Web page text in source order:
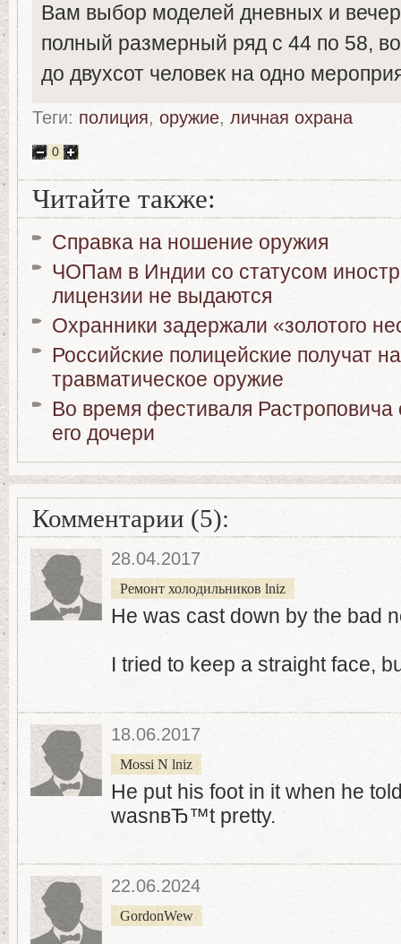
Вам выбор моделей дневных и
полный размерный ряд с 44 по 58,
до двухсот человек на одно
Теги: полиция, оружие, личная охрана
0
Читайте также:
Справка на ношение оружия
ЧОПам в Индии со статусом
лицензии не выдаются
Охранники задержали «золотого
Российские полицейские получат
травматическое оружие
Во время фестиваля Растроповича
его дочери
Комментарии (5):
28.04.2017
Ремонт холодильников lniz
He was cast down by the bad
I tried to keep a straight face,
18.06.2017
Mossi N lniz
He put his foot in it when he
wasnвЂ™t pretty.
22.06.2024
GordonWew